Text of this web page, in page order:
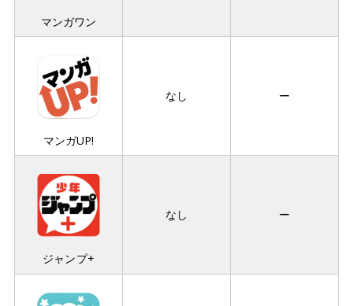
マンガワン
マンガUP!
なし ー
ジャンプ+
なし ー